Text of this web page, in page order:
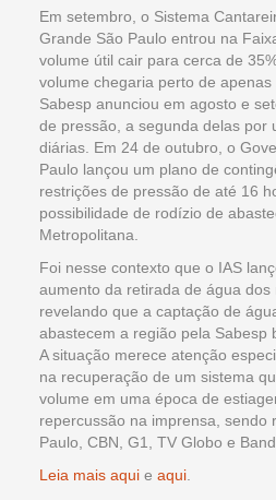
Em setembro, o Sistema
Grande São Paulo entrou na
volume útil cair para cerca de
volume chegaria perto de
Sabesp anunciou em agosto e
de pressão, a segunda delas por
diárias. Em 24 de outubro, o
Paulo lançou um plano de
restrições de pressão de até 16
possibilidade de rodízio de
Metropolitana.
Foi nesse contexto que o IAS
aumento da retirada de água dos
revelando que a captação de
abastecem a região pela Sabesp
A situação merece atenção
na recuperação de um sistema
volume em uma época de
repercussão na imprensa, sendo
Paulo, CBN, G1, TV Globo e
Leia mais aqui e aqui